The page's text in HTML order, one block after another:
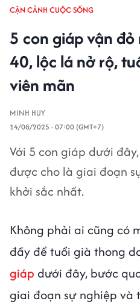
CẬN CẢNH CUỘC SỐNG
5 con giáp vận
40, lộc lá nở rộ,
viên mãn
MINH HUY
14/08/2025 - 07:00 (GMT+7)
Với 5 con giáp dưới
được cho là giai đoạn
khởi sắc nhất.
Không phải ai cũng có
đầy để tuổi già thong
giáp dưới đây, bước
giai đoạn sự nghiệp và